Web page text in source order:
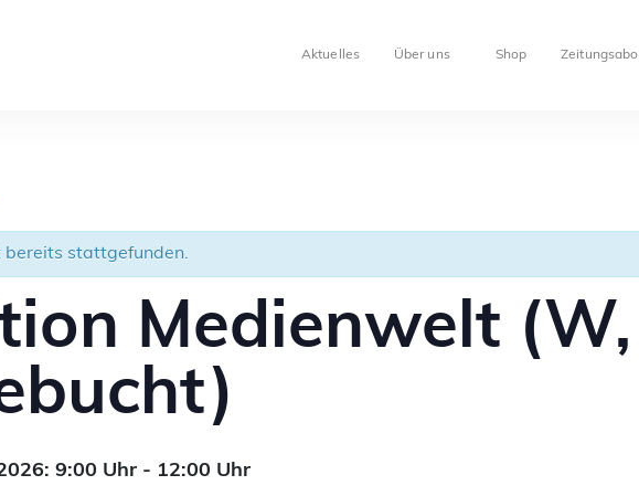
Aktuelles Über uns Shop Zeitungsabo
bereits stattgefunden.
Medienwelt
9:00 Uhr - 12:00 Uhr